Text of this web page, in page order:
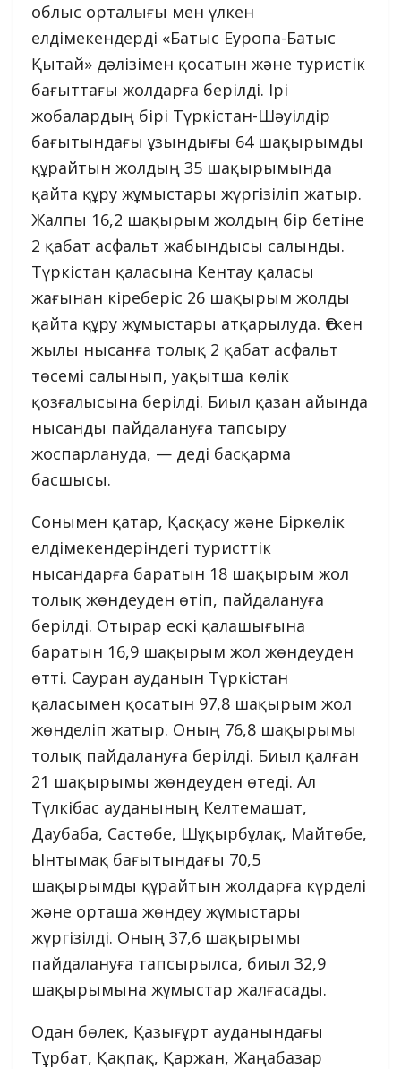
облыс орталығы мен үлкен
елдімекендерді «Батыс Еуропа-Батыс
Қытай» дәлізімен қосатын және туристік
бағыттағы жолдарға берілді. Ірі
жобалардың бірі Түркістан-Шәуілдір
бағытындағы ұзындығы 64 шақырымды
құрайтын жолдың 35 шақырымында
қайта құру жұмыстары жүргізіліп жатыр.
Жалпы 16,2 шақырым жолдың бір бетіне
2 қабат асфальт жабындысы салынды.
Түркістан қаласына Кентау қаласы
жағынан кіреберіс 26 шақырым жолды
қайта құру жұмыстары атқарылуда. Өткен
жылы нысанға толық 2 қабат асфальт
төсемі салынып, уақытша көлік
қозғалысына берілді. Биыл қазан айында
нысанды пайдалануға тапсыру
жоспарлануда, — деді басқарма
басшысы.
Сонымен қатар, Қасқасу және Біркөлік
елдімекендеріндегі туристтік
нысандарға баратын 18 шақырым жол
толық жөндеуден өтіп, пайдалануға
берілді. Отырар ескі қалашығына
баратын 16,9 шақырым жол жөндеуден
өтті. Сауран ауданын Түркістан
қаласымен қосатын 97,8 шақырым жол
жөнделіп жатыр. Оның 76,8 шақырымы
толық пайдалануға берілді. Биыл қалған
21 шақырымы жөндеуден өтеді. Ал
Түлкібас ауданының Келтемашат,
Даубаба, Састөбе, Шұқырбұлақ, Майтөбе,
Ынтымақ бағытындағы 70,5
шақырымды құрайтын жолдарға күрделі
және орташа жөндеу жұмыстары
жүргізілді. Оның 37,6 шақырымы
пайдалануға тапсырылса, биыл 32,9
шақырымына жұмыстар жалғасады.
Одан бөлек, Қазығұрт ауданындағы
Тұрбат, Қақпақ, Қаржан, Жаңабазар